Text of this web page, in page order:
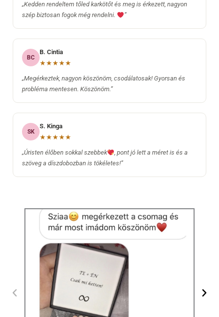
„Kedden rendeltem tőled karkötőt és meg is érkezett, nagyon
szép biztosan fogok még rendelni.
”
BC
B. Cintia
★★★★★
„Megérkeztek, nagyon köszönöm, csodálatosak! Gyorsan és
probléma mentesen. Köszönöm.”
SK
S. Kinga
★★★★★
„Úristen élőben sokkal szebbek
, pont jó lett a méret is és a
szöveg a díszdobozban is tökéletes!”